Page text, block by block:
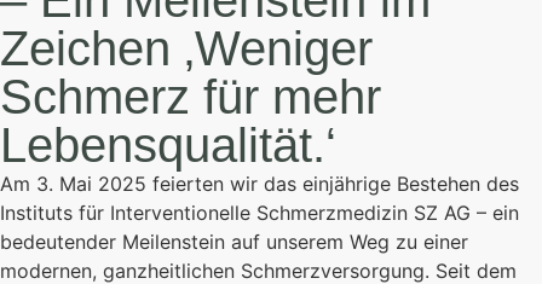
Zeichen ‚Weniger
Schmerz für mehr
Lebensqualität.‘
Am 3. Mai 2025 feierten wir das einjährige Bestehen des
Instituts für Interventionelle Schmerzmedizin SZ AG – ein
bedeutender Meilenstein auf unserem Weg zu einer
modernen, ganzheitlichen Schmerzversorgung. Seit dem